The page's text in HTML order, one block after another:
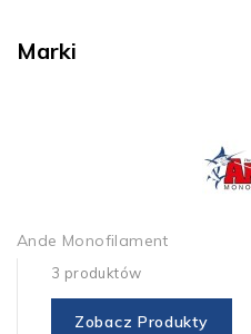
Marki
Ande Monofilament
3 produktów
Zobacz Produkty